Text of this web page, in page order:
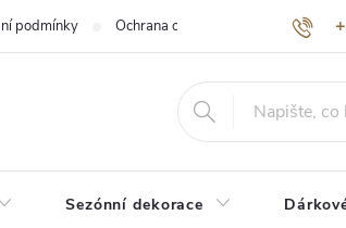
podmínky Ochrana osobních údajů O nás
Sezónní dekorace